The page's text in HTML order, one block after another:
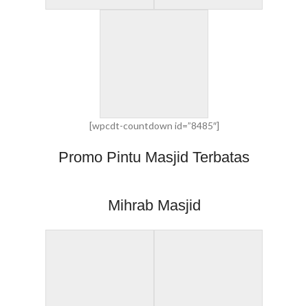
[wpcdt-countdown id=”8485″]
Promo Pintu Masjid Terbatas
Mihrab Masjid